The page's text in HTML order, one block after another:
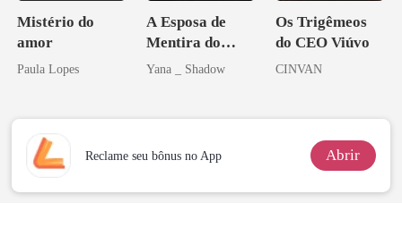
Mistério do
amor
Paula Lopes
A Esposa de
Mentira do
Sottocapo
Yana _ Shadow
Os Trigêmeos
do CEO Viúvo
CINVAN
Reclame seu bônus no App Abrir